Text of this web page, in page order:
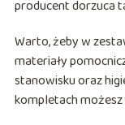
producent dorzuca
Warto, żeby w
materiały
stanowisku oraz
kompletach